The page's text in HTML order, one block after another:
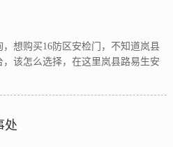
想购买16防区安检门，不知道岚县
该怎么选择，在这里岚县路易生安
处